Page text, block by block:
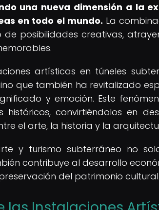
una nueva dimensión a la
en todo el mundo. La
posibilidades creativas,
artísticas en túneles
que también ha revitalizado
y emoción. Este
históricos, convirtiéndolos en
el arte, la historia y la
y turismo subterráneo no
contribuye al desarrollo
del patrimonio